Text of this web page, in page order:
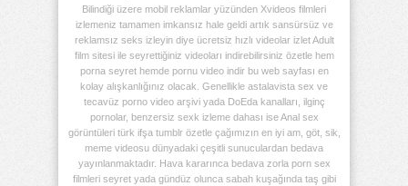
Bilindiği üzere mobil reklamlar yüzünden Xvideos filmleri
izlemeniz tamamen imkansız hale geldi artık sansürsüz ve
reklamsız seks izleyin diye ücretsiz hızlı videolar izlet Adult
film sitesi ile seyrettiğiniz videoları indirebilirsiniz özetle hem
porna seyret hemde pornu video indir bu web sayfası en
kolay alışkanlığınız olacak. Genellikle astalavista sex ve
tecavüz porno video arşivi yada DoEda kanalları, ilginç
pornolar, benzersiz sexk izleme dahası ise Anal sex
görüntüleri türk ifşa tumblr özetle çağımızın en iyi am, göt, sik,
meme videosu dünyadaki çeşitli sunuculardan bedava
yayınlanmaktadır. Hava kararınca bedava zorla porn sex
filmleri seyret yada gündüz olunca sabah kuşağında taş gibi